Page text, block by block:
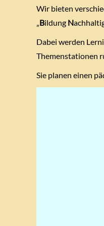
Wir bieten
„Bildung N
Dabei werden
Themenstationen
Sie planen einen